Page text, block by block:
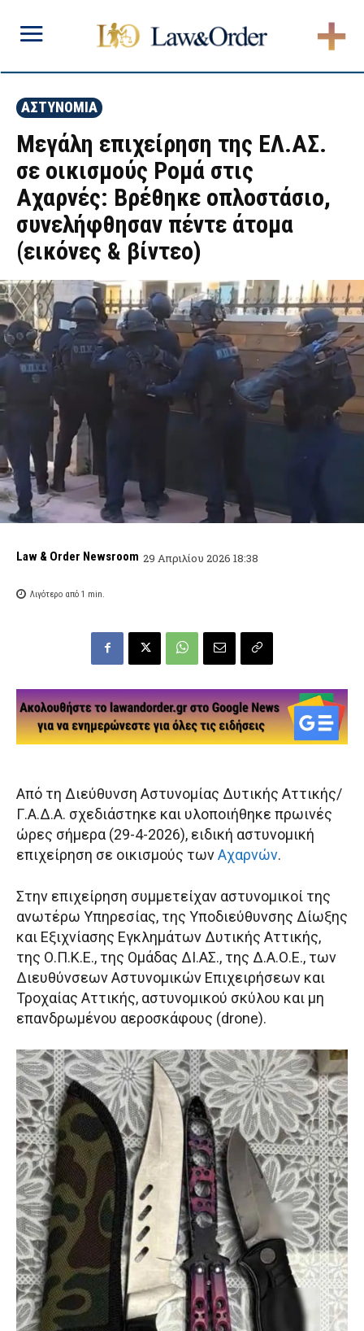
ΑΣΤΥΝΟΜΙΑ
Μεγάλη επιχείρηση της ΕΛ.ΑΣ.
σε οικισμούς Ρομά στις
Αχαρνές: Βρέθηκε οπλοστάσιο,
συνελήφθησαν πέντε άτομα
(εικόνες & βίντεο)
Law & Order Newsroom 29 Απριλίου 2026 18:38
Λιγότερο από 1 min.
Από τη Διεύθυνση Αστυνομίας Δυτικής Αττικής/
Γ.Α.Δ.Α. σχεδιάστηκε και υλοποιήθηκε πρωινές
ώρες σήμερα (29-4-2026), ειδική αστυνομική
επιχείρηση σε οικισμούς τωνΑχαρνών.
Στην επιχείρηση συμμετείχαν αστυνομικοί της
ανωτέρω Υπηρεσίας, της Υποδιεύθυνσης Δίωξης
και Εξιχνίασης Εγκλημάτων Δυτικής Αττικής,
της Ο.Π.Κ.Ε., της Ομάδας ΔΙ.ΑΣ., της Δ.Α.Ο.Ε., των
Διευθύνσεων Αστυνομικών Επιχειρήσεων και
Τροχαίας Αττικής, αστυνομικού σκύλου και μη
επανδρωμένου αεροσκάφους (drone).